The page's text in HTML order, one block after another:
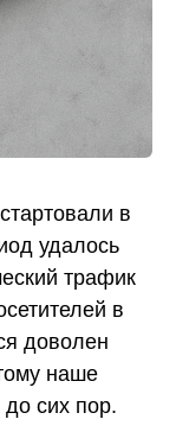
в
удалось
трафик
в
доволен
наше
до сих пор.